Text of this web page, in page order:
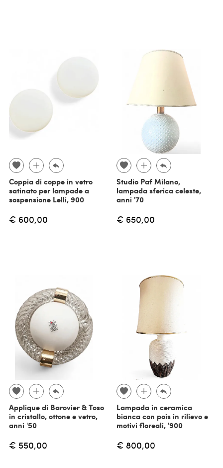
Coppia di coppe in vetro
satinato per lampade a
sospensione Lelli, 900
€ 600,00
Studio Paf Milano,
lampada sferica celeste,
anni '70
€ 650,00
Applique di Barovier & Toso
in cristallo, ottone e vetro,
anni '50
€ 550,00
Lampada in ceramica
bianca con pois in rilievo e
motivi floreali, '900
€ 800,00